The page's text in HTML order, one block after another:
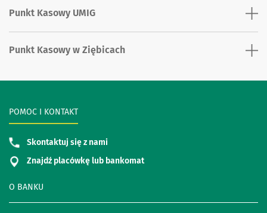
Punkt Kasowy UMIG
Punkt Kasowy w Ziębicach
O BANKU
POMOC I KONTAKT
Skontaktuj się z nami
Znajdź placówkę lub bankomat